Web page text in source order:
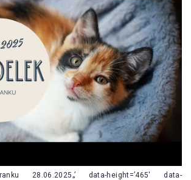
28.06.2025„’ data-height=’465′ data-